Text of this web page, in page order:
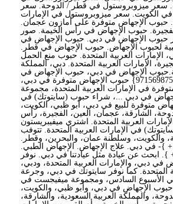
سعر ميزوبروستول في قطر / الدوحة. سعر
الكويت. سعر ميزوبروستول في الإمارات
حبوب الإجهاض متوفرة على أمازون عجمان.
حبوب الإجهاض في رأس الخيمة. صور
حبوب الإجهاض في دبي. حبوب الإجهاض في
لحبوب الإجهاض. حبوب الإجهاض في قطر.
الإمارات العربية المتحدة. حبوب منع الحمل
الإمارات العربية المتحدة. دبي، المملكة
الإجهاض في دبي، حبوب الإجهاض في
الشارقة، {+971569875040} حبوب الإجهاض متوفرة في دبي،
في الإمارات العربية المتحدة، مجموعة
في دبي ...، شراء حبوب (سايتوتك) في
متوفرة للبيع في دبي، أبو ظبي، الكويت،
الشارقة، عجمان، العين، الفجيرة، رأس
العربية المتحدة. اشتري ميفيبريستون
في الإمارات العربية المتحدة. تتوفب
والكويت، وسلطنة عمان، والبحرين، وقطر.
{+ }- في دبي. علاج الإجهاض. الإجهاض الطبي.
}. ابحث عن عيادة مثل عيادتنا في دبي. نوفر
في دبي، والإمارات العربية المتحدة، ودبي،
المتحدة. كما نوفر سايتوتك في دبي، وجرعة
الأسبوع السادس، ومجموعة ميفيجست في
الإجهاض في دبي، وأبو ظبي، والكويت،
والمملكة العربية السعودية، والشارقة،